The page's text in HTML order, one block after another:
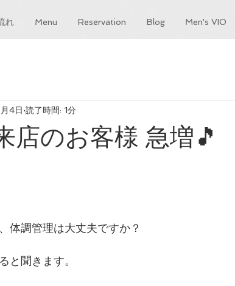
れ Menu Reservation Blog Men's VIO
店のお客様 急増🎵
4日 読了時間: 1分
体調管理は大丈夫ですか？
と聞きます。